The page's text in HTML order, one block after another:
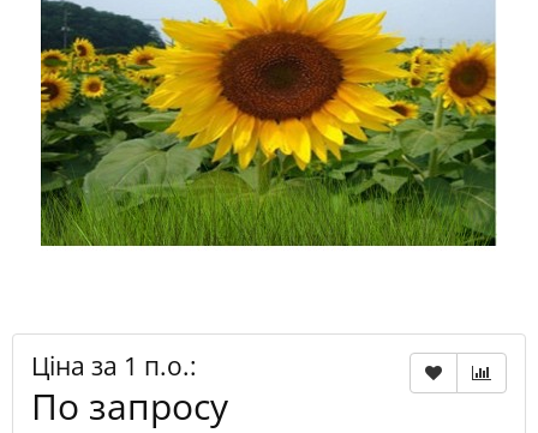
Ціна за 1 п.о.:
По запросу